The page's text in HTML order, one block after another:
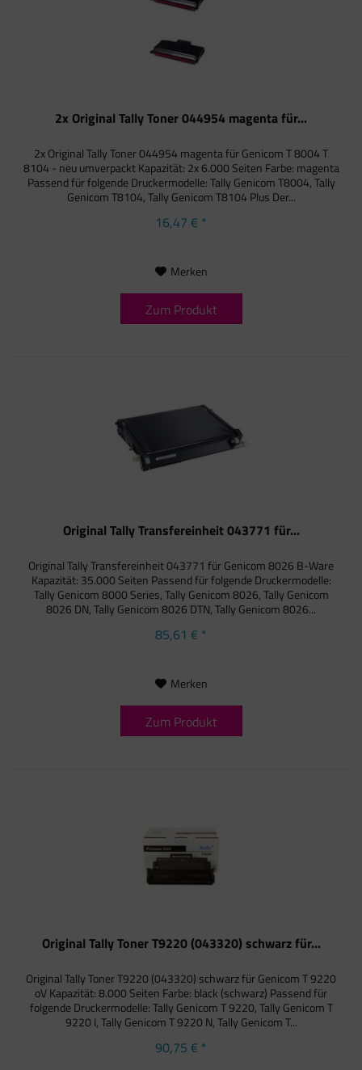
2x Original Tally Toner 044954 magenta für...
2x Original Tally Toner 044954 magenta für Genicom T 8004 T
8104 - neu umverpackt Kapazität: 2x 6.000 Seiten Farbe: magenta
Passend für folgende Druckermodelle: Tally Genicom T8004, Tally
Genicom T8104, Tally Genicom T8104 Plus Der...
16,47 € *
Merken
Zum Produkt
Original Tally Transfereinheit 043771 für...
Original Tally Transfereinheit 043771 für Genicom 8026 B-Ware
Kapazität: 35.000 Seiten Passend für folgende Druckermodelle:
Tally Genicom 8000 Series, Tally Genicom 8026, Tally Genicom
8026 DN, Tally Genicom 8026 DTN, Tally Genicom 8026...
85,61 € *
Merken
Zum Produkt
Original Tally Toner T9220 (043320) schwarz für...
Original Tally Toner T9220 (043320) schwarz für Genicom T 9220
oV Kapazität: 8.000 Seiten Farbe: black (schwarz) Passend für
folgende Druckermodelle: Tally Genicom T 9220, Tally Genicom T
9220 I, Tally Genicom T 9220 N, Tally Genicom T...
90,75 € *